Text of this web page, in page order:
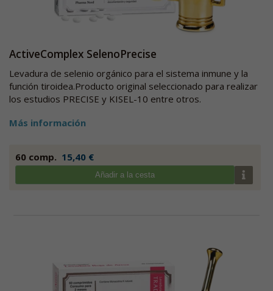
ActiveComplex SelenoPrecise
Levadura de selenio orgánico para el sistema inmune y la
función tiroidea.Producto original seleccionado para realizar
los estudios PRECISE y KISEL-10 entre otros.
Más información
60 comp. 15,40 €
Añadir a la cesta